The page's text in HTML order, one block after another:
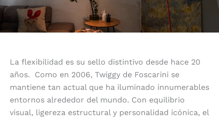
La flexibilidad es su sello distintivo desde hace 20
años.
Como en 2006, Twiggy de Foscarini se
mantiene tan actual que ha iluminado innumerables
entornos alrededor del mundo. Con equilibrio
visual, ligereza estructural y personalidad icónica, el